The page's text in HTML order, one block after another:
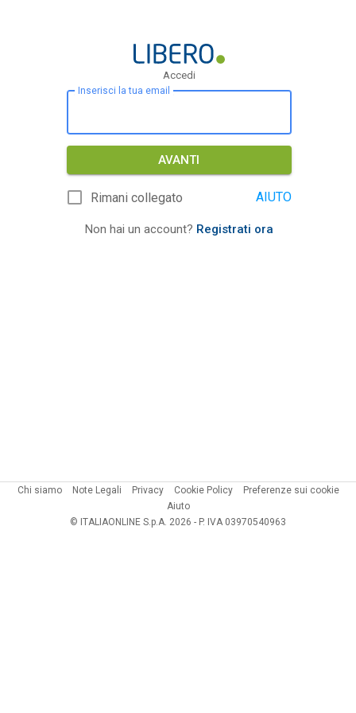
Accedi
Inserisci la tua email
AVANTI
Rimani collegato AIUTO
Non hai un account? Registrati ora
Chi siamo Note Legali Privacy Cookie Policy
Preferenze sui cookie
Aiuto
© ITALIAONLINE S.p.A. 2026 - P. IVA 03970540963